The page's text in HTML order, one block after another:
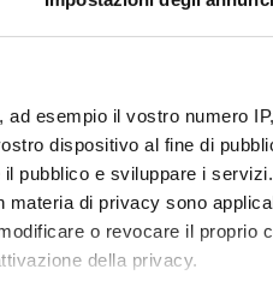
esempio il vostro numero
dispositivo al fine di
pubblico e sviluppare i
di privacy sono
o revocare il proprio
della privacy.